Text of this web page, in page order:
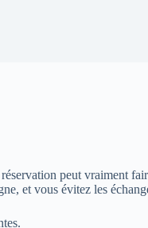
peut vraiment
et vous évitez les